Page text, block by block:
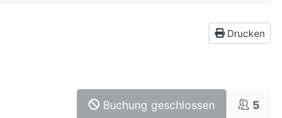
Drucken
Buchung geschlossen 5